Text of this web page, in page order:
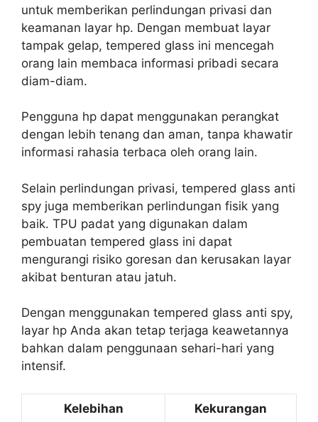
untuk memberikan perlindungan privasi dan
keamanan layar hp. Dengan membuat layar
tampak gelap, tempered glass ini mencegah
orang lain membaca informasi pribadi secara
diam-diam.
Pengguna hp dapat menggunakan perangkat
dengan lebih tenang dan aman, tanpa khawatir
informasi rahasia terbaca oleh orang lain.
Selain perlindungan privasi, tempered glass anti
spy juga memberikan perlindungan fisik yang
baik. TPU padat yang digunakan dalam
pembuatan tempered glass ini dapat
mengurangi risiko goresan dan kerusakan layar
akibat benturan atau jatuh.
Dengan menggunakan tempered glass anti spy,
layar hp Anda akan tetap terjaga keawetannya
bahkan dalam penggunaan sehari-hari yang
intensif.
Kelebihan Kekurangan